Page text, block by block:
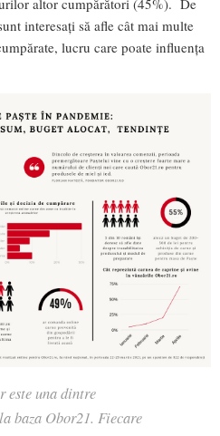
interesați să afle cât mai multe
lucru care poate influența
este una dintre
baza Obor21. Fiecare